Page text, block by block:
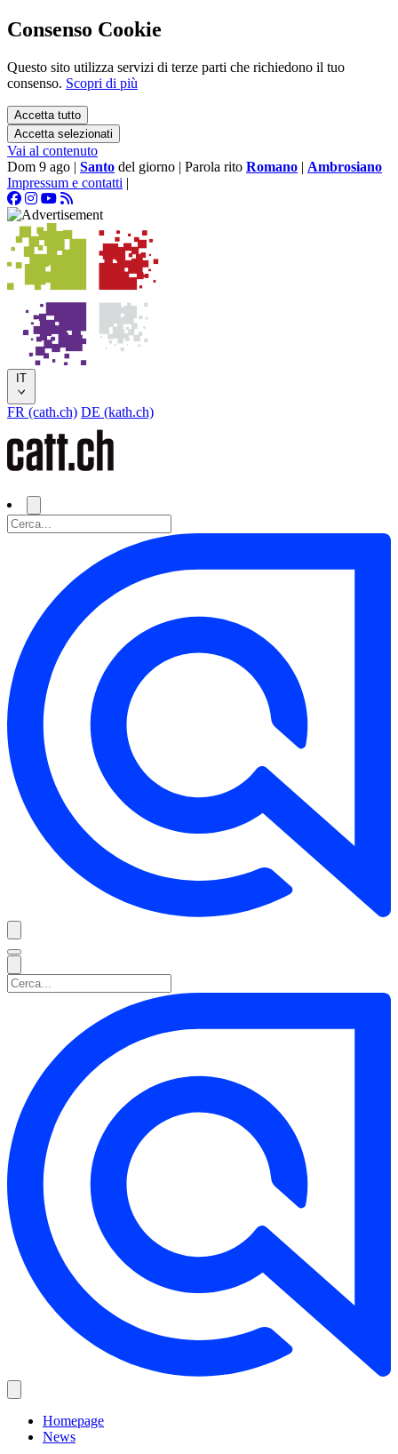
Consenso Cookie
Questo sito utilizza servizi di terze parti che richiedono il tuo
consenso. Scopri di più
Accetta tutto
Accetta selezionati
Vai al contenuto
Dom 9 ago | Santo del giorno | Parola rito Romano | Ambrosiano
Impressum e contatti |
IT
FR (cath.ch) DE (kath.ch)
Homepage
News